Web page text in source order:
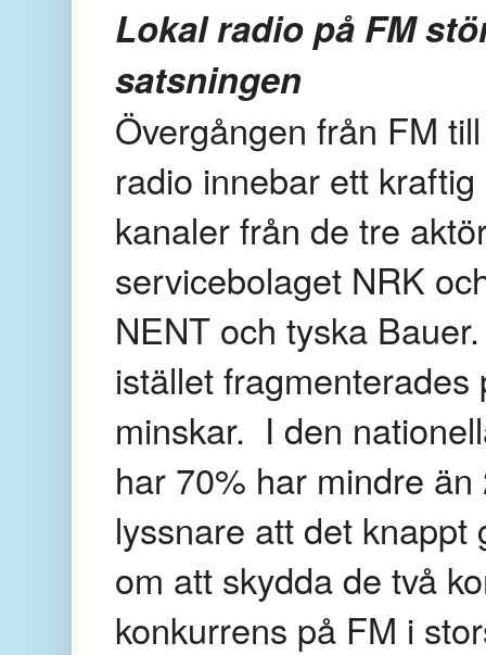
Lokal radio på FM
satsningen
Övergången från FM
radio innebar ett
kanaler från de tre
servicebolaget NRK
NENT och tyska
istället
minskar. I den
har 70% har mindre
lyssnare att det
om att skydda de två
konkurrens på FM i